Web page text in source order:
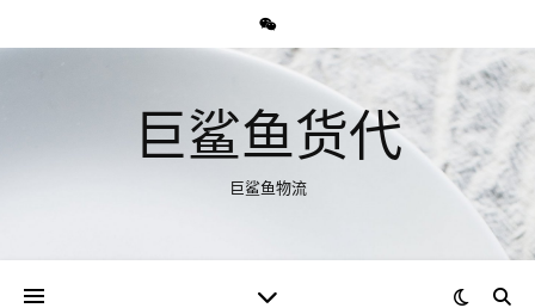
巨鲨鱼货代
巨鲨鱼物流